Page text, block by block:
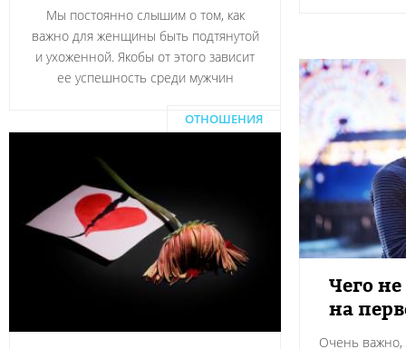
Мы постоянно слышим о том, как
важно для женщины быть подтянутой
и ухоженной. Якобы от этого зависит
ее успешность среди мужчин
Чего
на
Очень важно,
ОТНОШЕНИЯ